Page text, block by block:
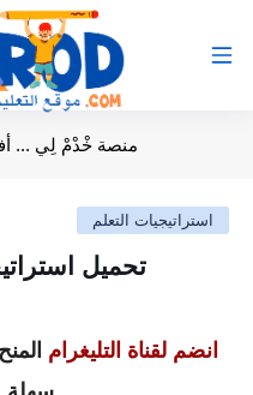
منصة خْدْمْ لِي ...
استراتيجيات التعلم
تحميل
انضم لقناة التليغرام